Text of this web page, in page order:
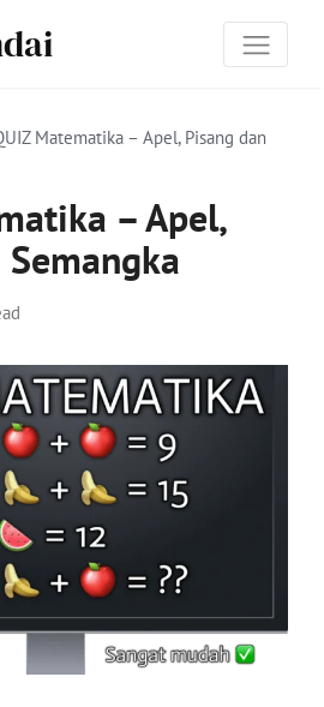
Matematika – Apel, Pisang dan
– Apel,